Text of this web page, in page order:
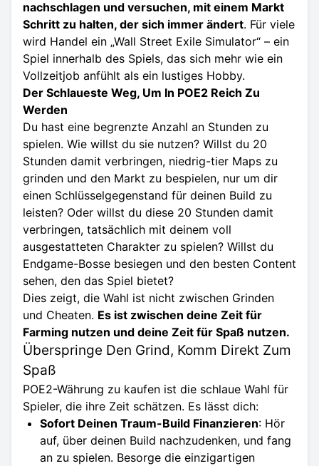
nachschlagen und versuchen, mit einem Markt
Schritt zu halten, der sich immer ändert. Für viele
wird Handel ein „Wall Street Exile Simulator“ – ein
Spiel innerhalb des Spiels, das sich mehr wie ein
Vollzeitjob anfühlt als ein lustiges Hobby.
Der Schlaueste Weg, Um In POE2 Reich Zu
Werden
Du hast eine begrenzte Anzahl an Stunden zu
spielen. Wie willst du sie nutzen? Willst du 20
Stunden damit verbringen, niedrig-tier Maps zu
grinden und den Markt zu bespielen, nur um dir
einen Schlüsselgegenstand für deinen Build zu
leisten? Oder willst du diese 20 Stunden damit
verbringen, tatsächlich mit deinem voll
ausgestatteten Charakter zu spielen? Willst du
Endgame-Bosse besiegen und den besten Content
sehen, den das Spiel bietet?
Dies zeigt, die Wahl ist nicht zwischen Grinden
und Cheaten. Es ist zwischen deine Zeit für
Farming nutzen und deine Zeit für Spaß nutzen.
Überspringe Den Grind, Komm Direkt Zum
Spaß
POE2-Währung zu kaufen ist die schlaue Wahl für
Spieler, die ihre Zeit schätzen. Es lässt dich:
Sofort Deinen Traum-Build Finanzieren: Hör
auf, über deinen Build nachzudenken, und fang
an zu spielen. Besorge die einzigartigen